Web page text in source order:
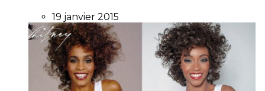
19 janvier 2015